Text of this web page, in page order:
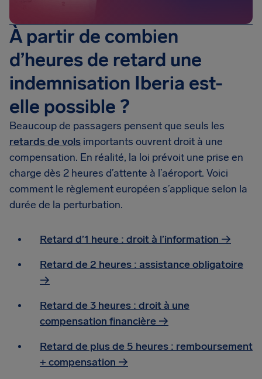
À partir de combien
d’heures de retard une
indemnisation Iberia est-
elle possible ?
Beaucoup de passagers pensent que seuls les
retards de vols importants ouvrent droit à une
compensation. En réalité, la loi prévoit une prise en
charge dès 2 heures d’attente à l’aéroport. Voici
comment le règlement européen s’applique selon la
durée de la perturbation.
Retard d’1 heure : droit à l’information →
Retard de 2 heures : assistance obligatoire
→
Retard de 3 heures : droit à une
compensation financière →
Retard de plus de 5 heures : remboursement
+ compensation →